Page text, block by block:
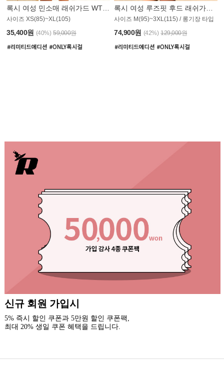
사이즈 XS(85)~XL(105)
35,400원 (40%) 59,000원
사이즈 M(95)~3XL(115) / 롱기장 타입
74,900원 (42%) 129,000원
록시걸 카톡 채널 추가
3천원 할인 쿠폰을 드립니다.(중복 사용 가능)
새로운 소식과 이벤트 혜택을 받아보세요.